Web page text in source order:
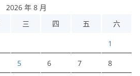
2026 年 8 月
三 四 五 六
1
5 6 7 8